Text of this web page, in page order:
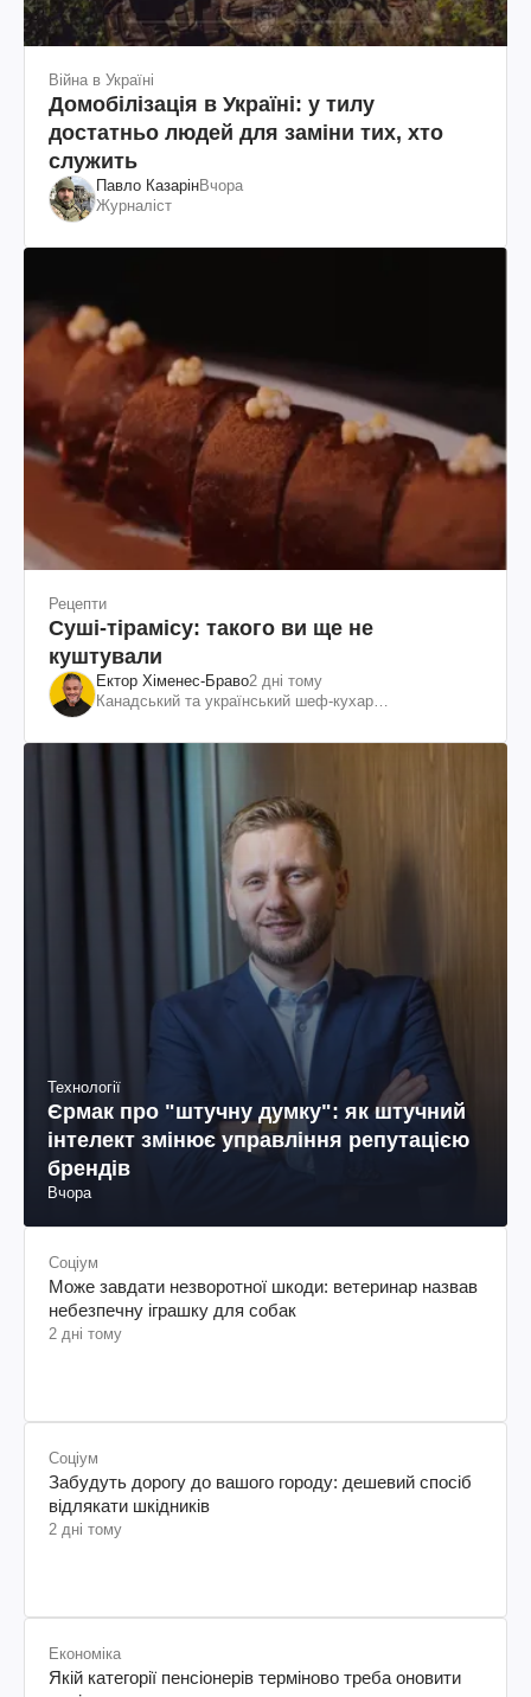
Війна в Україні
Домобілізація в Україні: у тилу
достатньо людей для заміни тих, хто
служить
Павло КазарінВчора
Журналіст
Рецепти
Суші-тірамісу: такого ви ще не
куштували
Ектор Хіменес-Браво2 дні тому
Канадський та український шеф-кухар
Технології
Єрмак про "штучну думку": як штучний
інтелект змінює управління репутацією
брендів
Вчора
Соціум
Може завдати незворотної шкоди: ветеринар назвав
небезпечну іграшку для собак
2 дні тому
Соціум
Забудуть дорогу до вашого городу: дешевий спосіб
відлякати шкідників
2 дні тому
Економіка
Якій категорії пенсіонерів терміново треба оновити